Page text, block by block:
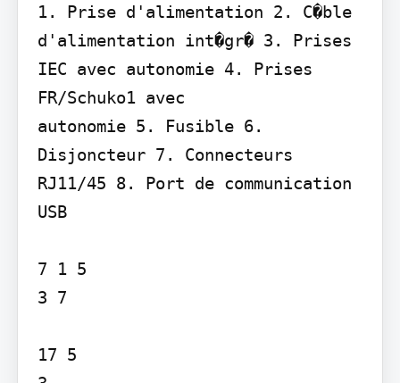
1. Prise d'alimentation 2. C�ble
d'alimentation int�gr� 3. Prises
IEC avec autonomie 4. Prises
FR/Schuko1 avec
autonomie 5. Fusible 6.
Disjoncteur 7. Connecteurs
RJ11/45 8. Port de communication
USB
7 1 5
3 7
17 5